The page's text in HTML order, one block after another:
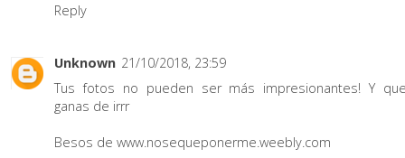
Reply
Unknown 21/10/2018, 23:59
Tus fotos no pueden ser más impresionantes! Y
ganas de irrr
Besos de www.nosequeponerme.weebly.com